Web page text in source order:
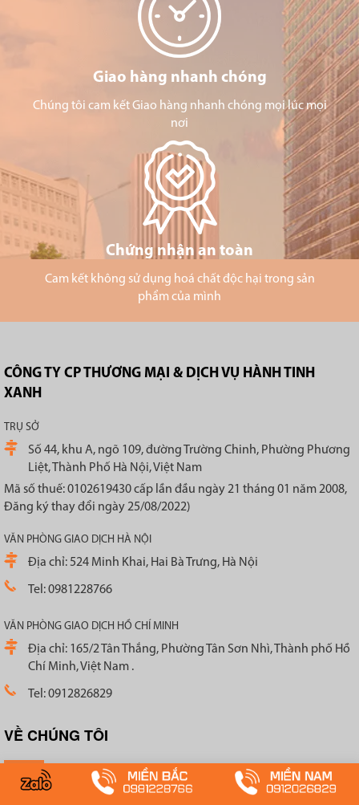
Giao hàng nhanh chóng
Chúng tôi cam kết Giao hàng nhanh chóng mọi lúc mọi
nơi
Chứng nhận an toàn
Cam kết không sử dụng hoá chất độc hại trong sản
phẩm của mình
CÔNG TY CP THƯƠNG MẠI & DỊCH VỤ HÀNH TINH
XANH
TRỤ SỞ
Số 44, khu A, ngõ 109, đường Trường Chinh, Phường Phương
Liệt, Thành Phố Hà Nội, Việt Nam
Mã số thuế: 0102619430 cấp lần đầu ngày 21 tháng 01 năm 2008,
Đăng ký thay đổi ngày 25/08/2022)
VĂN PHÒNG GIAO DỊCH HÀ NỘI
Địa chỉ: 524 Minh Khai, Hai Bà Trưng, Hà Nội
Tel: 0981228766
VĂN PHÒNG GIAO DỊCH HỒ CHÍ MINH
Địa chỉ: 165/2 Tân Thắng, Phường Tân Sơn Nhì, Thành phố Hồ
Chí Minh, Việt Nam .
Tel: 0912826829
VỀ CHÚNG TÔI
Giới thiệu